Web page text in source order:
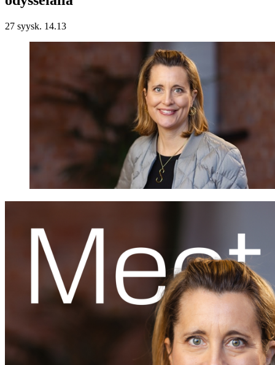
27 syysk. 14.13